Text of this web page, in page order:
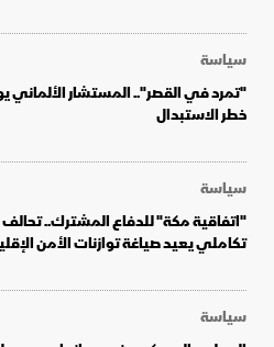
سياسة
"تمرد في القصر".. المستشار الألماني
خطر الاستبدال
سياسة
"اتفاقية مكة" للدفاع المشترك.. تحالف
تكاملي يعيد صياغة توازنات الأمن
سياسة